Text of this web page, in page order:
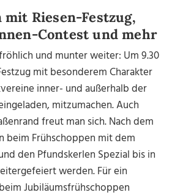
Riesen-Festzug,
Contest und mehr
und munter weiter: Um 9.30
mit besonderem Charakter
inner- und außerhalb der
mitzumachen. Auch
freut man sich. Nach dem
beim Frühschoppen mit dem
den Pfundskerlen Spezial bis in
werden. Für ein
Jubiläumsfrühschoppen